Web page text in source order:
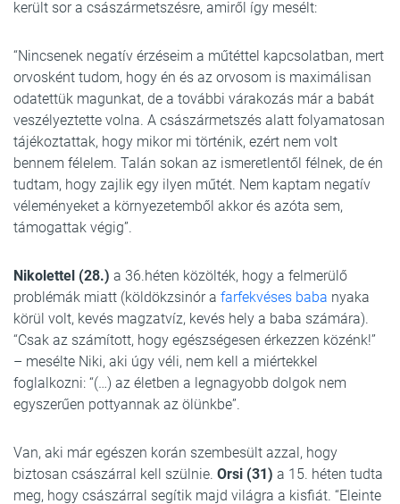
került sor a császármetszésre, amiről így mesélt:
“Nincsenek negatív érzéseim a műtéttel kapcsolatban, mert
orvosként tudom, hogy én és az orvosom is maximálisan
odatettük magunkat, de a további várakozás már a babát
veszélyeztette volna. A császármetszés alatt folyamatosan
tájékoztattak, hogy mikor mi történik, ezért nem volt
bennem félelem. Talán sokan az ismeretlentől félnek, de én
tudtam, hogy zajlik egy ilyen műtét. Nem kaptam negatív
véleményeket a környezetemből akkor és azóta sem,
támogattak végig”.
Nikolettel (28.) a 36.héten közölték, hogy a felmerülő
problémák miatt (köldökzsinór a farfekvéses baba nyaka
körül volt, kevés magzatvíz, kevés hely a baba számára).
“Csak az számított, hogy egészségesen érkezzen közénk!”
– mesélte Niki, aki úgy véli, nem kell a miértekkel
foglalkozni: “(…) az életben a legnagyobb dolgok nem
egyszerűen pottyannak az ölünkbe”.
Van, aki már egészen korán szembesült azzal, hogy
biztosan császárral kell szülnie. Orsi (31) a 15. héten tudta
meg, hogy császárral segítik majd világra a kisfiát. “Eleinte